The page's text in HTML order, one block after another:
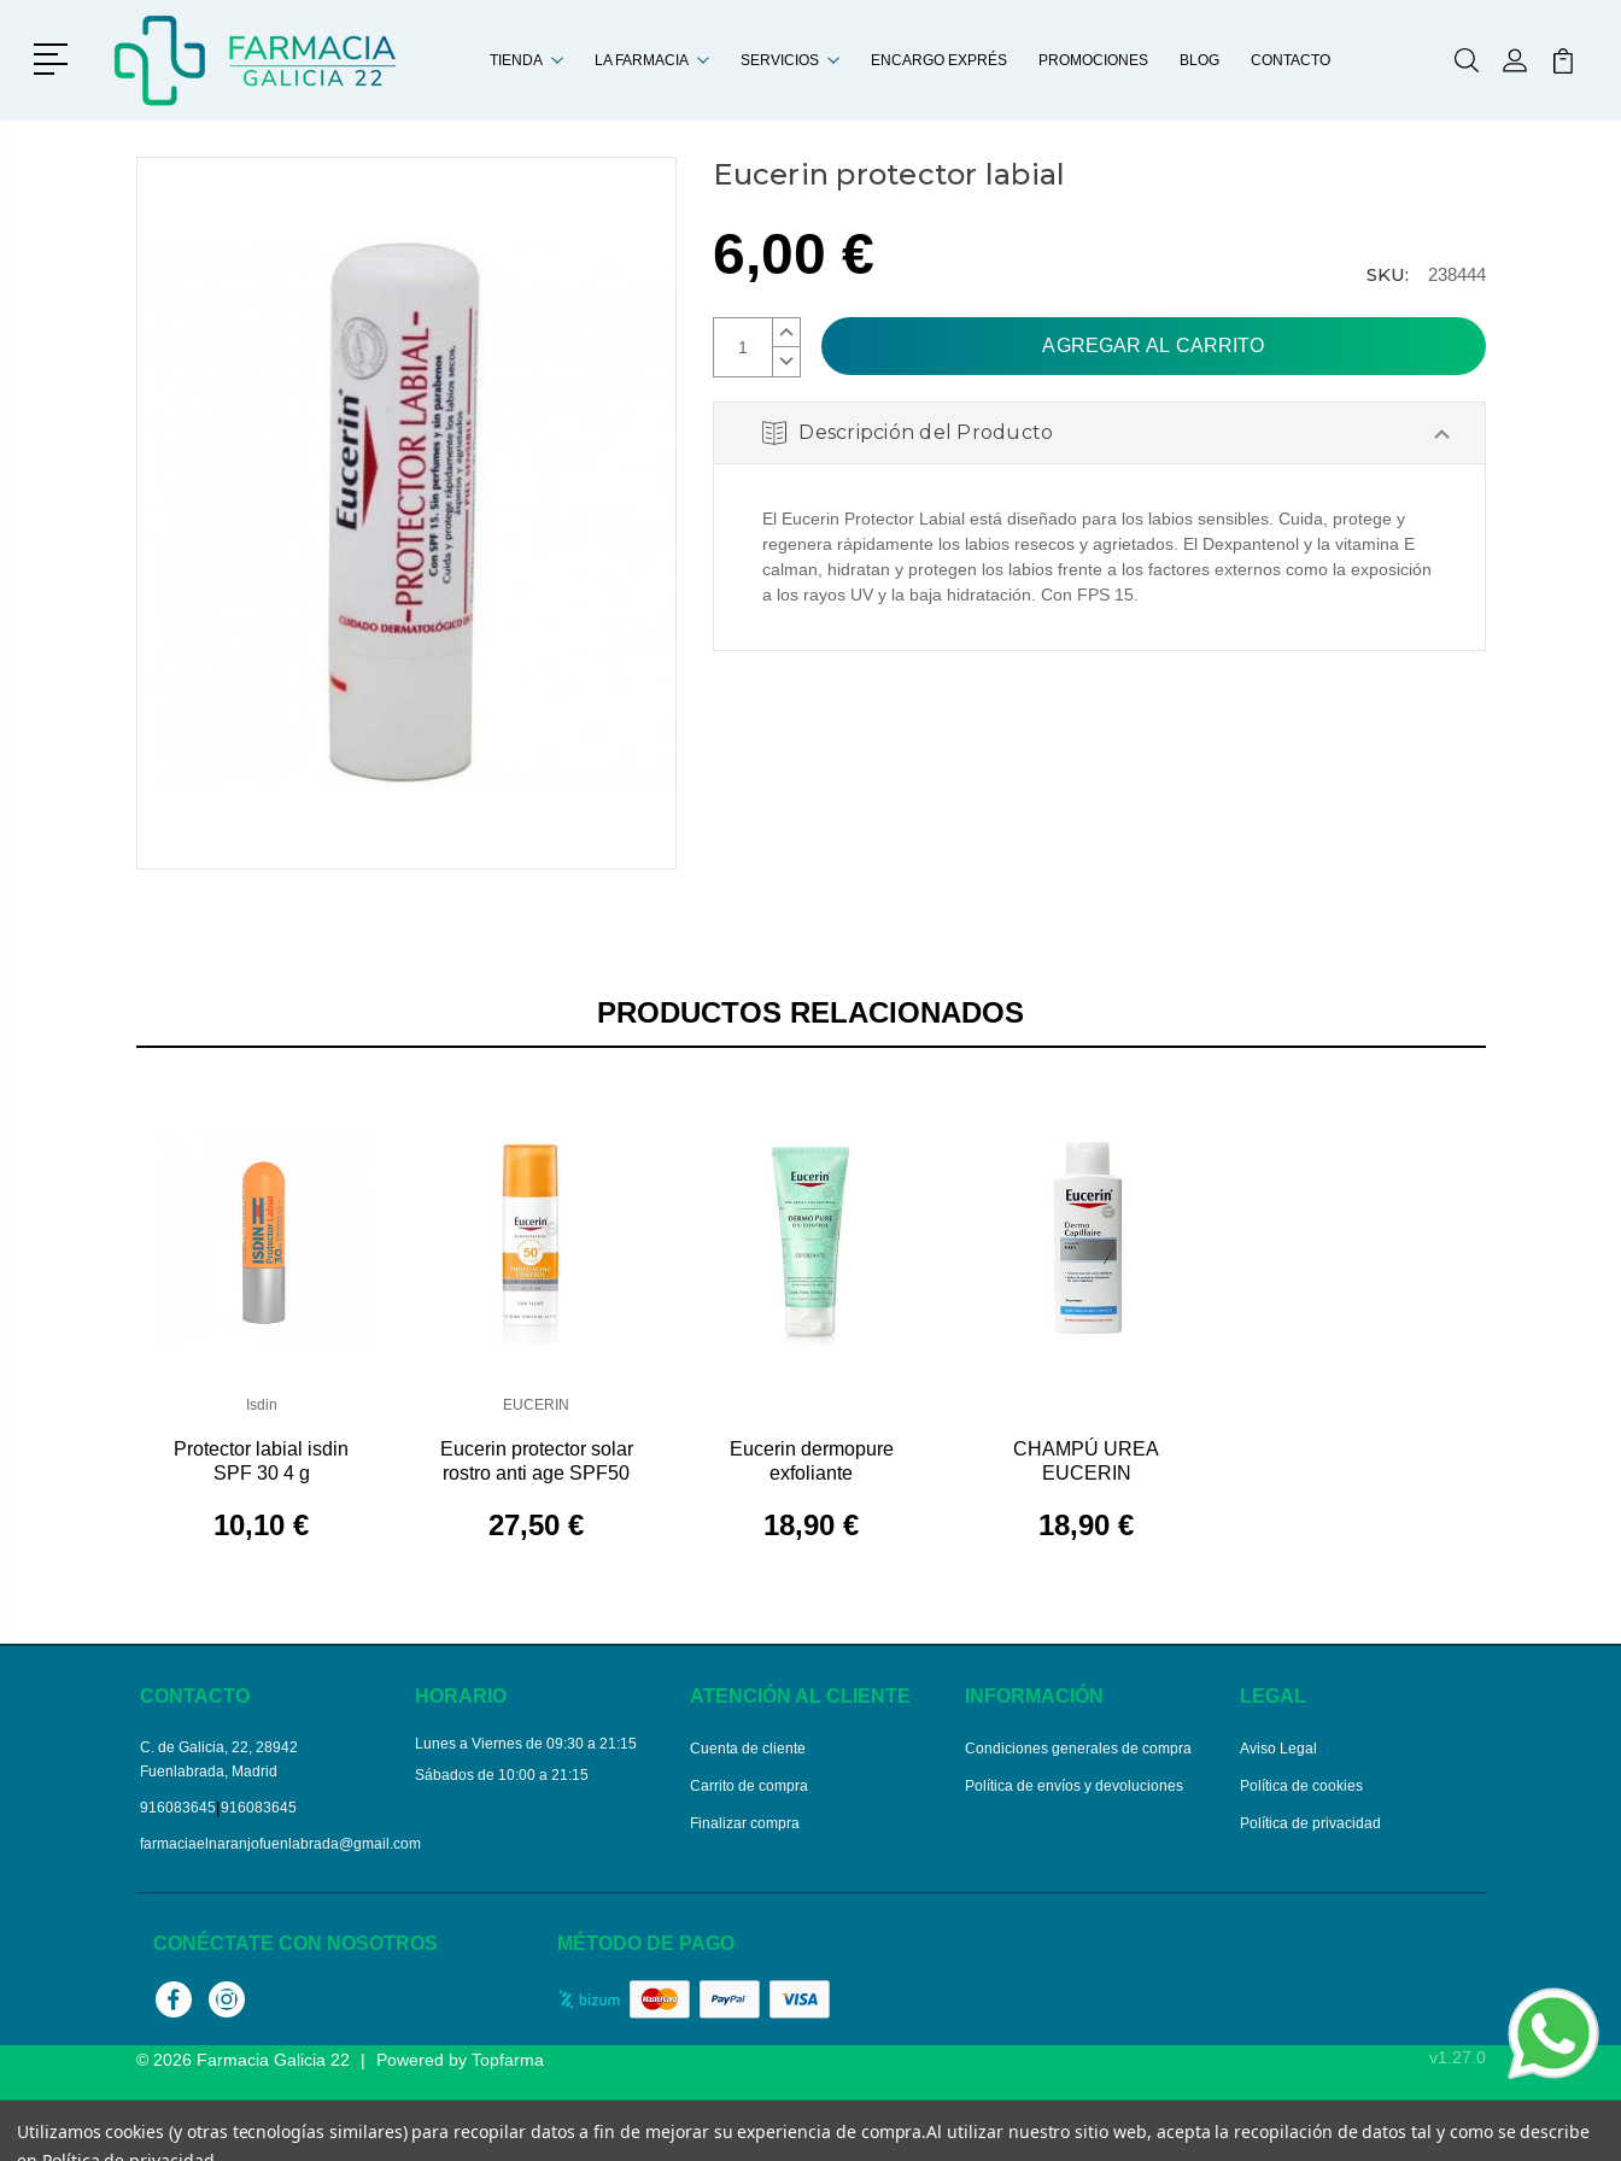
Menú TIENDA LA FARMACIA SERVICIOS ENCARGO EXPRÉS PROMOCIONES BLOG CONTACTO BuscarMi Cuenta
Mi
Eucerin protector labial
6,00 €
AUMENTAR
CANTIDAD:
DISMINUIR
CANTIDAD:
SKU: 238444
Descripción del Producto
El Eucerin Protector Labial está diseñado para los labios sensibles. Cuida, protege y
regenera rápidamente los labios resecos y agrietados. El Dexpantenol y la vitamina E
calman, hidratan y protegen los labios frente a los factores externos como la exposición
a los rayos UV y la baja hidratación. Con FPS 15.
PRODUCTOS RELACIONADOS
Isdin
Protector labial isdin
SPF 30 4 g
10,10 €
EUCERIN
Eucerin protector solar
rostro anti age SPF50
27,50 €
Eucerin dermopure
exfoliante
18,90 €
CHAMPÚ UREA
EUCERIN
18,90 €
CONTACTO
C. de Galicia, 22, 28942
Fuenlabrada, Madrid
916083645|916083645
farmaciaelnaranjofuenlabrada@gmail.com
HORARIO
Lunes a Viernes de 09:30 a 21:15
Sábados de 10:00 a 21:15
ATENCIÓN AL CLIENTE
Cuenta de cliente
Carrito de compra
Finalizar compra
INFORMACIÓN
Condiciones generales de compra
Política de envíos y devoluciones
LEGAL
Aviso Legal
Política de cookies
Política de privacidad
CONÉCTATE CON NOSOTROS
FacebookInstagram
MÉTODO DE PAGO
© 2026 Farmacia Galicia 22 | Powered by Topfarma v1.27.0
Utilizamos cookies (y otras tecnologías similares) para recopilar datos a fin de mejorar su experiencia de compra.Al utilizar nuestro sitio web, acepta la recopilación de datos tal y como se describe